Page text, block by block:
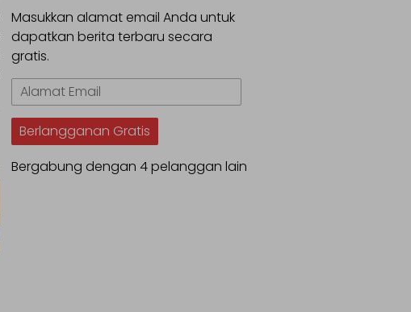
Masukkan alamat email Anda untuk
dapatkan berita terbaru secara
gratis.
Alamat
Email
Berlangganan Gratis
Bergabung dengan 4 pelanggan lain